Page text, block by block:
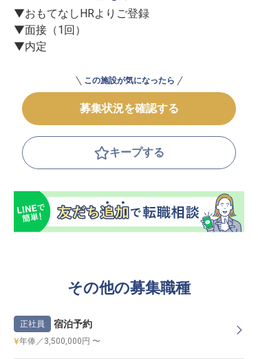
▼おもてなしHRよりご登録
▼面接（1回）
▼内定
この施設が気になったら
募集状況を確認する
キープする
その他の募集職種
正社員 宿泊予約
年俸／3,500,000円 〜